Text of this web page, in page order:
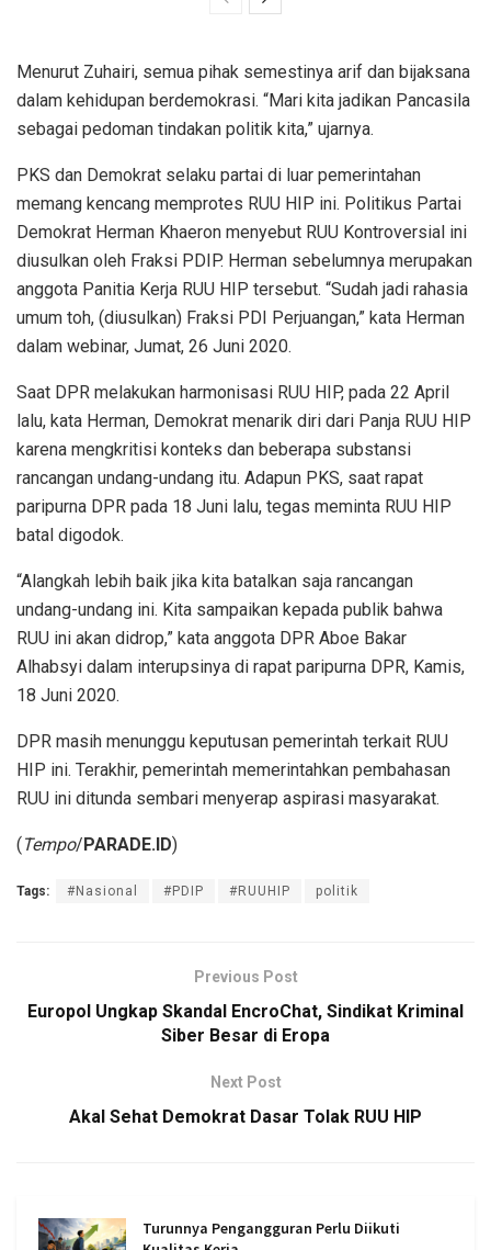
Menurut Zuhairi, semua pihak semestinya arif dan bijaksana
dalam kehidupan berdemokrasi. “Mari kita jadikan Pancasila
sebagai pedoman tindakan politik kita,” ujarnya.
PKS dan Demokrat selaku partai di luar pemerintahan
memang kencang memprotes RUU HIP ini. Politikus Partai
Demokrat Herman Khaeron menyebut RUU Kontroversial ini
diusulkan oleh Fraksi PDIP. Herman sebelumnya merupakan
anggota Panitia Kerja RUU HIP tersebut. “Sudah jadi rahasia
umum toh, (diusulkan) Fraksi PDI Perjuangan,” kata Herman
dalam webinar, Jumat, 26 Juni 2020.
Saat DPR melakukan harmonisasi RUU HIP, pada 22 April
lalu, kata Herman, Demokrat menarik diri dari Panja RUU HIP
karena mengkritisi konteks dan beberapa substansi
rancangan undang-undang itu. Adapun PKS, saat rapat
paripurna DPR pada 18 Juni lalu, tegas meminta RUU HIP
batal digodok.
“Alangkah lebih baik jika kita batalkan saja rancangan
undang-undang ini. Kita sampaikan kepada publik bahwa
RUU ini akan didrop,” kata anggota DPR Aboe Bakar
Alhabsyi dalam interupsinya di rapat paripurna DPR, Kamis,
18 Juni 2020.
DPR masih menunggu keputusan pemerintah terkait RUU
HIP ini. Terakhir, pemerintah memerintahkan pembahasan
RUU ini ditunda sembari menyerap aspirasi masyarakat.
( Tempo/ PARADE.ID)
Tags: #Nasional #PDIP #RUUHIP politik
Previous Post
Europol Ungkap Skandal EncroChat, Sindikat Kriminal
Siber Besar di Eropa
Next Post
Akal Sehat Demokrat Dasar Tolak RUU HIP
Turunnya Pengangguran Perlu Diikuti